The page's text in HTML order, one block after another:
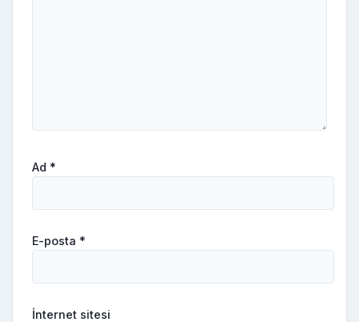
Ad *
E-posta *
İnternet sitesi